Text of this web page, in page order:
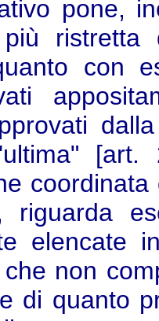
pone,
più
con
riguarda
elencate
non
di quanto